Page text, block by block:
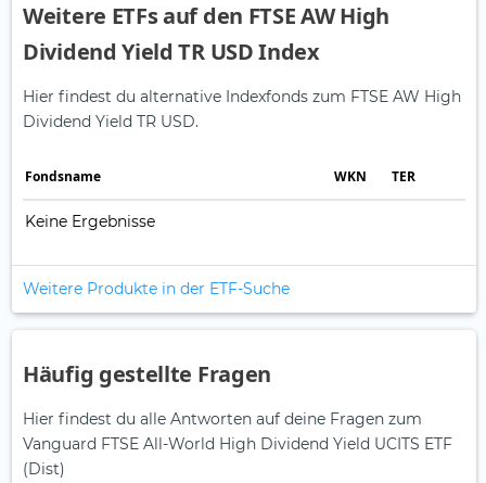
Weitere ETFs auf den FTSE AW High
Dividend Yield TR USD Index
Hier findest du alternative Indexfonds zum FTSE AW High
Dividend Yield TR USD.
Fonds­name WKN TER
Keine Ergebnisse
Weitere Produkte in der ETF-Suche
Häufig gestellte Fragen
Hier findest du alle Antworten auf deine Fragen zum
Vanguard FTSE All-World High Dividend Yield UCITS ETF
(Dist)